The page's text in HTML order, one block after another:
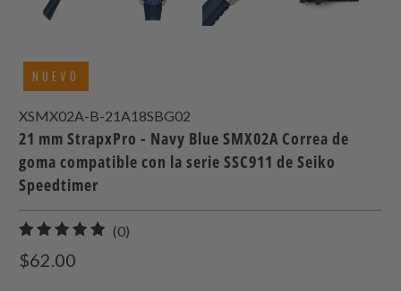
NUEVO
XSMX02A-B-21A18SBG02
21 mm StrapxPro - Navy Blue SMX02A Correa de
goma compatible con la serie SSC911 de Seiko
Speedtimer
(0)
$62.00